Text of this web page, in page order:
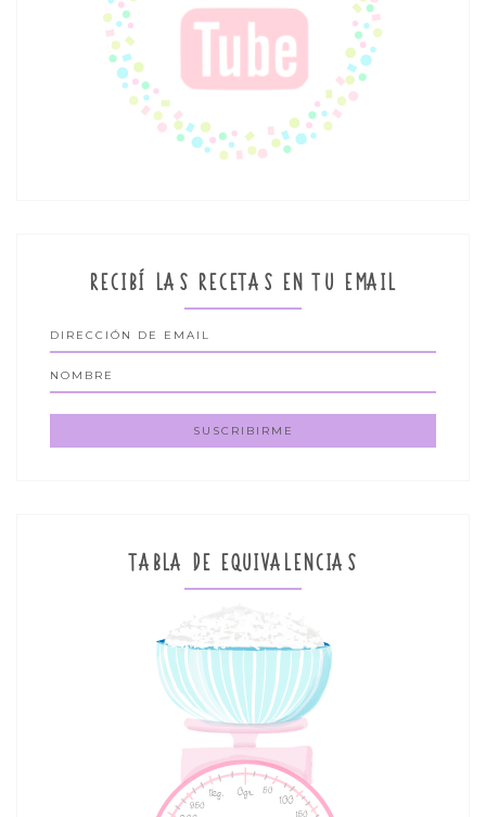
RECIBÍ LAS RECETAS EN TU EMAIL
TABLA DE EQUIVALENCIAS